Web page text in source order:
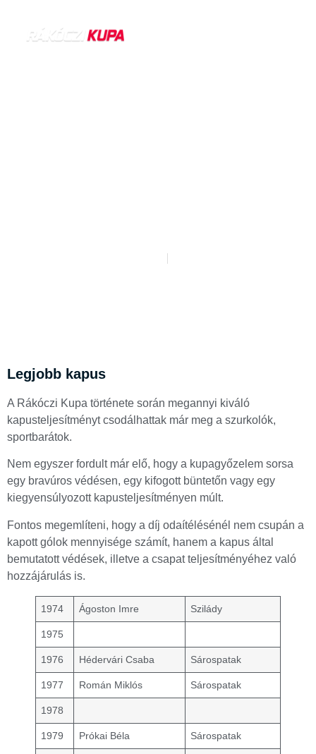
Legjobb kapus
A Rákóczi Kupa története során megannyi kiváló
kapusteljesítményt csodálhattak már meg a szurkolók,
sportbarátok.
Nem egyszer fordult már elő, hogy a kupagyőzelem sorsa
egy bravúros védésen, egy kifogott büntetőn vagy egy
kiegyensúlyozott kapusteljesítményen múlt.
Fontos megemlíteni, hogy a díj odaítélésénél nem csupán a
kapott gólok mennyisége számít, hanem a kapus által
bemutatott védések, illetve a csapat teljesítményéhez való
hozzájárulás is.
1974 Ágoston Imre Szilády
1975
1976 Hédervári Csaba Sárospatak
1977 Román Miklós Sárospatak
1978
1979 Prókai Béla Sárospatak